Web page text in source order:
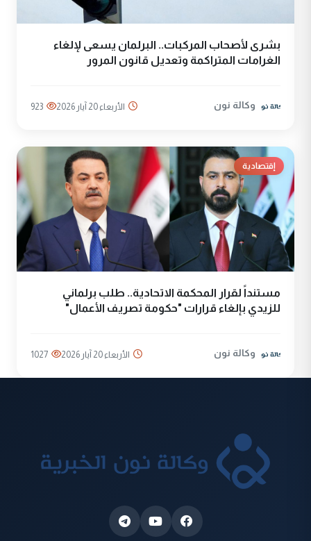
بشرى لأصحاب المركبات.. البرلمان يسعى لإلغاء
الغرامات المتراكمة وتعديل قانون المرور
وكالة نون الأربعاء 20 آيار 2026 923
إقتصادية
مستنداً لقرار المحكمة الاتحادية.. طلب برلماني
للزيدي بإلغاء قرارات "حكومة تصريف الأعمال"
وكالة نون الأربعاء 20 آيار 2026 1027